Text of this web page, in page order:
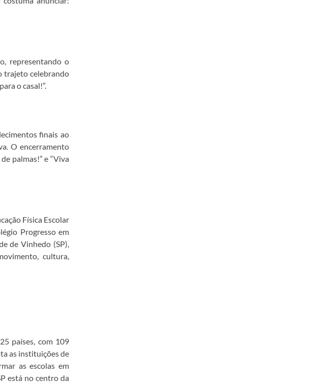
representando o
trajeto celebrando
o casal!”.
finais ao
O encerramento
palmas!” e “Viva
Física Escolar
Progresso em
de Vinhedo (SP),
cultura,
países, com 109
as instituições de
as escolas em
está no centro da